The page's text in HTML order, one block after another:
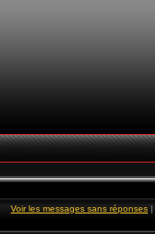
Voir les messages sans réponses |